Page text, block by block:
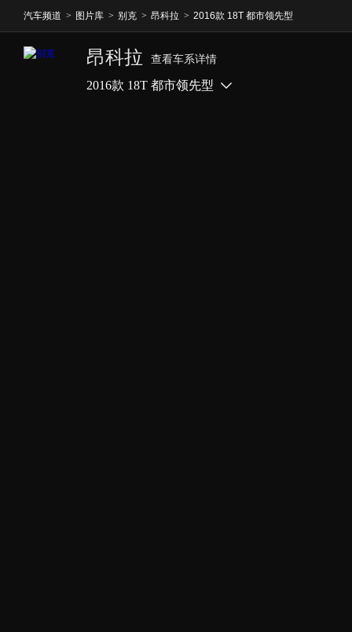
汽车频道 > 图片库 > 别克 > 昂科拉 > 2016款 18T 都市领先型
昂科拉 查看车系详情
2016款 18T 都市领先型